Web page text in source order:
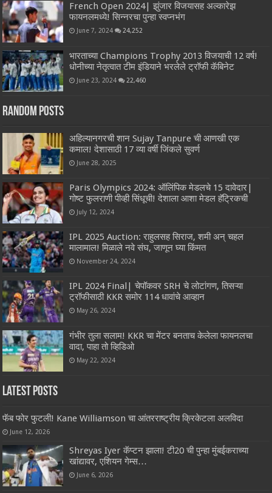
French Open 2024| झुंजार विजयासह अल्कारेझ
फायनलमध्ये! सिन्नरचा पुन्हा स्वप्नभंग
June 7, 2024 24,252
भारताच्या Champions Trophy 2013 विजयाची 12 वर्ष!
धोनीच्या नेतृत्वात टीम इंडियाने भरलेले ट्रॉफी कॅबिनेट
June 23, 2024 22,460
Random Posts
अहिल्यानगरची शान Sujay Tanpure ची आणखी एक
कमाल! देशासाठी 17 व्या वर्षी जिंकले सुवर्ण
June 28, 2025
Paris Olympics 2024:‌ ऑलिंपिक मेडलचे 15 दावेदार|
गोष्ट फुलराणी पीव्ही सिंधूची! देशाला आशा मेडल हॅट्रिकची
July 12, 2024
IPL 2025 Auction: राहुलसह सिराज, शमी अन् चहल
मालामाल! मिळाले नवे संघ, जाणून घ्या किंमत
November 24, 2024
IPL 2024 Final| चेपॉकवर SRH चे लोटांगण, तिसऱ्या
ट्रॉफीसाठी KKR समोर 114 धावांचे आव्हान
May 26, 2024
गंभीर तुला सलाम! KKR चा मेंटर बनताच केलेला फायनलचा
वादा, पाहा तो व्हिडिओ
May 22, 2024
Latest Posts
फॅब फोर फुटली! Kane Williamson चा आंतरराष्ट्रीय क्रिकेटला अलविदा
June 12, 2026
Shreyas Iyer कॅप्टन झाला! टी20 ची पुन्हा मुंबईकराच्या
खांद्यावर, एशियन गेम्स…
June 6, 2026